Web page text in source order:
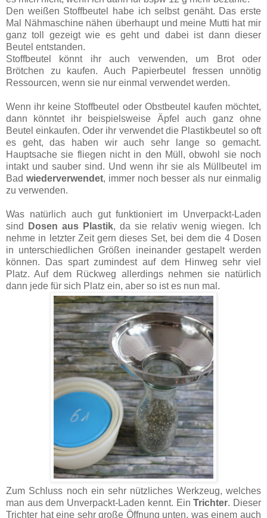
Den weißen Stoffbeutel habe ich selbst genäht. Das erste
Mal Nähmaschine nähen überhaupt und meine Mutti hat mir
ganz toll gezeigt wie es geht und dabei ist dann dieser
Beutel entstanden.
Stoffbeutel könnt ihr auch verwenden, um Brot oder
Brötchen zu kaufen. Auch Papierbeutel fressen unnötig
Ressourcen, wenn sie nur einmal verwendet werden.
Wenn ihr keine Stoffbeutel oder Obstbeutel kaufen möchtet,
dann könntet ihr beispielsweise Äpfel auch ganz ohne
Beutel einkaufen. Oder ihr verwendet die Plastikbeutel so oft
es geht, das haben wir auch sehr lange so gemacht.
Hauptsache sie fliegen nicht in den Müll, obwohl sie noch
intakt und sauber sind. Und wenn ihr sie als Müllbeutel im
Bad wiederverwendet, immer noch besser als nur einmalig
zu verwenden.
Was natürlich auch gut funktioniert im Unverpackt-Laden
sind
Dosen aus Plastik, da sie relativ wenig wiegen. Ich
nehme in letzter Zeit gern dieses Set, bei dem die 4 Dosen
in unterschiedlichen Größen ineinander gestapelt werden
können. Das spart zumindest auf dem Hinweg sehr viel
Platz. Auf dem Rückweg allerdings nehmen sie natürlich
dann jede für sich Platz ein, aber so ist es nun mal.
Zum Schluss noch ein sehr nützliches Werkzeug, welches
man aus dem Unverpackt-Laden kennt. EinTrichter. Dieser
Trichter hat eine sehr große Öffnung unten, was einem auch